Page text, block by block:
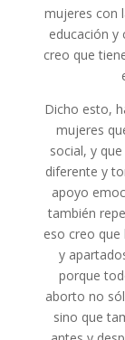
mujeres con
educación y
creo que
Dicho esto,
mujeres
social, y
diferente y
apoyo
también
eso creo
y
porque
aborto no
sino que